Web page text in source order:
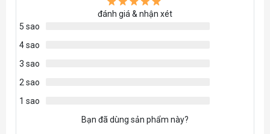
Recommended
PSU
đánh giá & nhận xét
5 sao
4 sao
3 sao
2 sao
1 sao
Bạn đã dùng sản phẩm này?